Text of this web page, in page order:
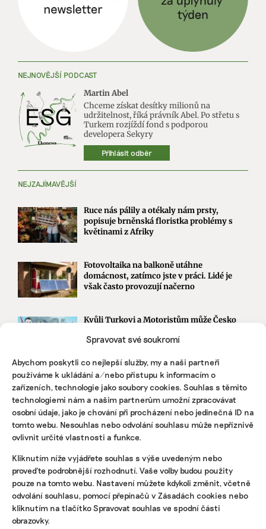
Spravovat své soukromí
Abychom poskytli co nejlepší služby, my a naši partneři
používáme k ukládání a/nebo přístupu k informacím o
zařízeních, technologie jako soubory cookies. Souhlas s těmito
technologiemi nám a našim partnerům umožní zpracovávat
osobní údaje, jako je chování při procházení nebo jedinečná ID na
tomto webu. Nesouhlas nebo odvolání souhlasu může nepříznivě
ovlivnit určité vlastnosti a funkce.
Kliknutím níže vyjádřete souhlas s výše uvedeným nebo
proveďte podrobnější rozhodnutí. Vaše volby budou použity
pouze na tomto webu. Nastavení můžete kdykoli změnit, včetně
odvolání souhlasu, pomocí přepínačů v Zásadách cookies nebo
kliknutím na tlačítko Spravovat souhlas ve spodní části
obrazovky.
NEJNOVĚJŠÍ PODCAST
Martin Abel
Chceme získat desítky milionů na
udržitelnost, říká právník Abel. Po střetu s
Turkem rozjíždí fond s podporou
developera Sekyry
Přihlásit odběr
NEJZAJÍMAVĚJŠÍ
Ruce nás pálily a otékaly nám prsty,
popisuje brněnská floristka problémy s
květinami z Afriky
Fotovoltaika na balkoně utáhne
domácnost, zatímco jste v práci. Lidé je
však často provozují načerno
Kvůli Turkovi a Motoristům může Česko
akcelerační zóny i povolenky
STÁHNĚTE SI NAŠE E-BOOKY